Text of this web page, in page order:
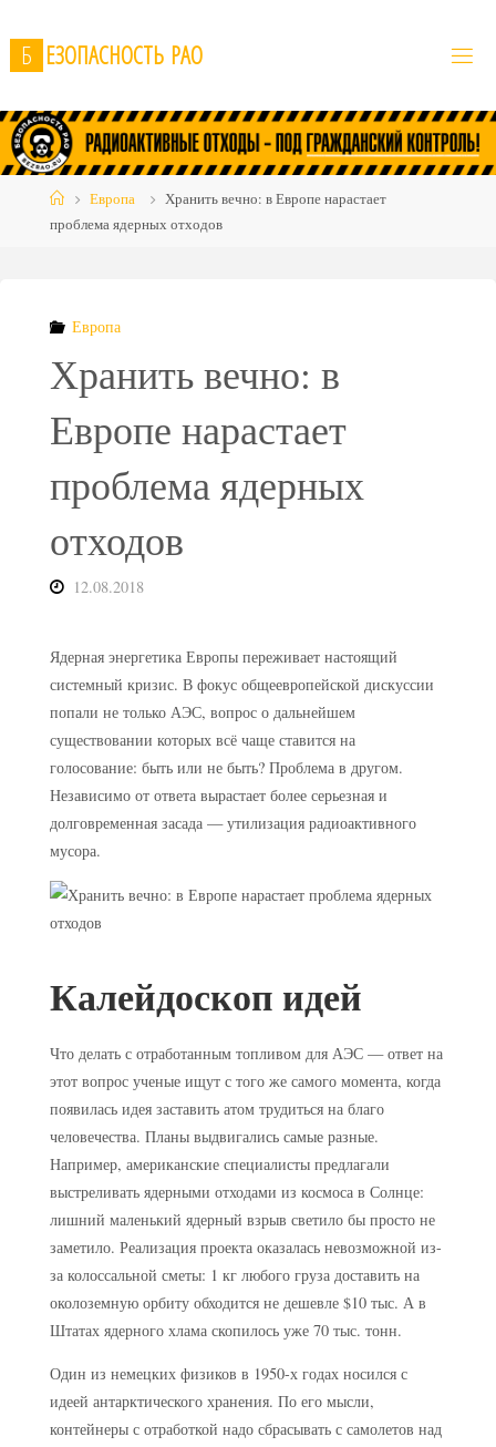
to
content
Б ЕЗОПАСНОСТЬ РАО
HomeЕвропа
Хранить вечно: в Европе нарастает
проблема ядерных отходов
Европа
Хранить вечно: в
Европе нарастает
проблема ядерных
отходов
12.08.2018
Ядерная энергетика Европы переживает настоящий
системный кризис. В фокус общеевропейской дискуссии
попали не только АЭС, вопрос о дальнейшем
существовании которых всё чаще ставится на
голосование: быть или не быть? Проблема в другом.
Независимо от ответа вырастает более серьезная и
долговременная засада — утилизация радиоактивного
мусора.
Калейдоскоп идей
Что делать с отработанным топливом для АЭС — ответ на
этот вопрос ученые ищут с того же самого момента, когда
появилась идея заставить атом трудиться на благо
человечества. Планы выдвигались самые разные.
Например, американские специалисты предлагали
выстреливать ядерными отходами из космоса в Солнце:
лишний маленький ядерный взрыв светило бы просто не
заметило. Реализация проекта оказалась невозможной из-
за колоссальной сметы: 1 кг любого груза доставить на
околоземную орбиту обходится не дешевле $10 тыс. А в
Штатах ядерного хлама скопилось уже 70 тыс. тонн.
Один из немецких физиков в 1950-х годах носился с
идеей антарктического хранения. По его мысли,
контейнеры с отработкой надо сбрасывать с самолетов над